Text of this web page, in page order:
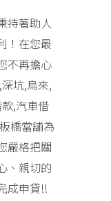
持著助人
！在您最
不再擔心
坑,烏來,
,汽車借
橋當舖為
嚴格把關
、親切的
成申貸!!